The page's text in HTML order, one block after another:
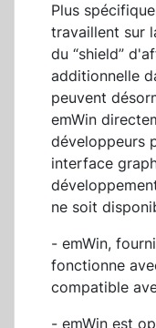
Plus
travaillent sur
du “shield”
additionnelle
peuvent
emWin
développeurs
interface
ne soit
- emWin,
fonctionne
compatible
- emWin est